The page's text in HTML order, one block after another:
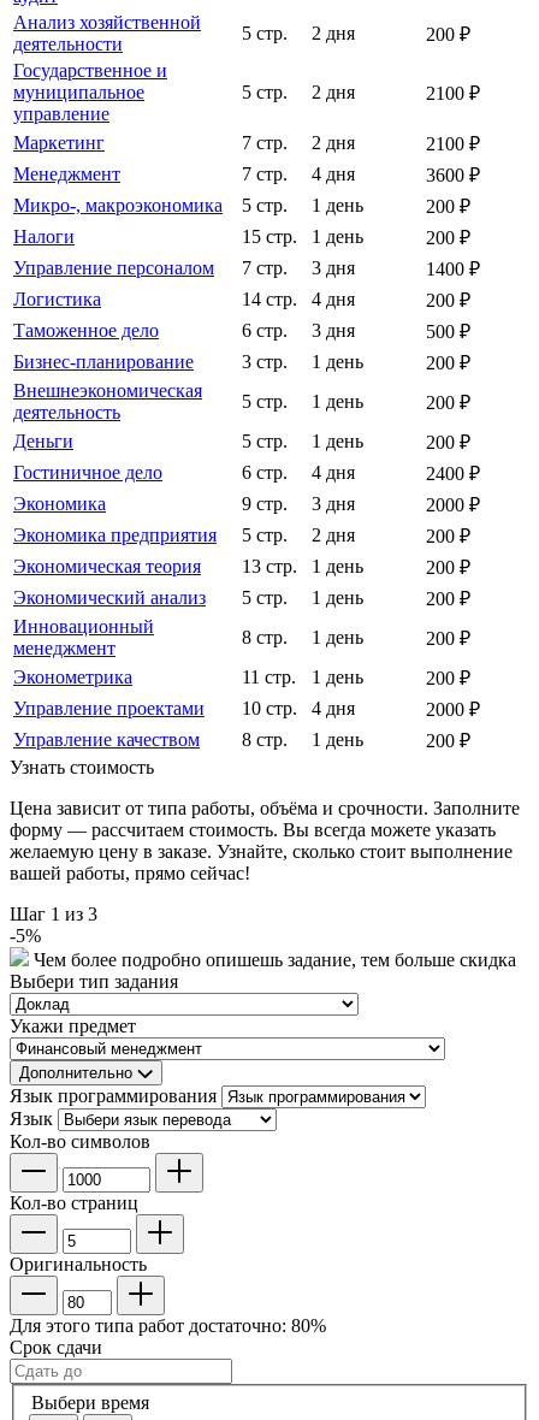
Анализ хозяйственной
деятельности
5 стр. 2 дня
200 ₽
Государственное и
муниципальное
управление
5 стр. 2 дня 2100 ₽
Маркетинг 7 стр. 2 дня
2100 ₽
Менеджмент
7 стр. 4 дня
3600 ₽
Микро-, макроэкономика
5 стр. 1 день
200 ₽
Налоги
15 стр. 1 день
200 ₽
Управление персоналом
7 стр. 3 дня
1400 ₽
Логистика
14 стр. 4 дня
200 ₽
Таможенное дело
6 стр. 3 дня
500 ₽
Бизнес-планирование
3 стр. 1 день
200 ₽
Внешнеэкономическая
деятельность
5 стр. 1 день
200 ₽
Деньги
5 стр. 1 день
200 ₽
Гостиничное дело
6 стр. 4 дня
2400 ₽
Экономика
9 стр. 3 дня
2000 ₽
Экономика предприятия
5 стр. 2 дня
200 ₽
Экономическая теория
13 стр. 1 день
200 ₽
Экономический анализ
5 стр. 1 день
200 ₽
Инновационный
менеджмент
8 стр. 1 день
200 ₽
Эконометрика
11 стр. 1 день
200 ₽
Управление проектами
10 стр. 4 дня
2000 ₽
Управление качеством
8 стр. 1 день
200 ₽
Узнать стоимость
Цена зависит от типа работы, объёма и срочности. Заполните
форму — рассчитаем стоимость. Вы всегда можете указать
желаемую цену в заказе. Узнайте, сколько стоит выполнение
вашей работы, прямо сейчас!
Шаг 1 из 3
-5%
Чем более подробно опишешь задание, тем больше скидка
Выбери тип задания
Укажи предмет
Дополнительно
Язык программирования
Язык
Кол-во символов
Кол-во страниц
Оригинальность
Для этого типа работ достаточно: 80%
Срок сдачи
Выбери время